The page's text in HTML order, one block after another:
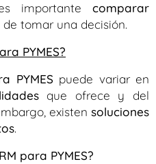
importante comparar
de tomar una decisión.
PYMES?
PYMES puede variar en
que ofrece y del
existen soluciones
.
para PYMES?